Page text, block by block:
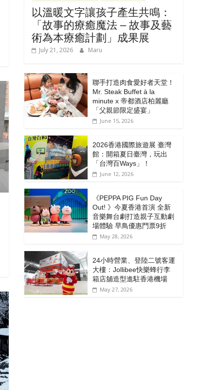
以溫暖文字讓孩子產生共鳴：
「故事的療癒魔法 – 故事及藝
術為本療癒計劃」成果展
July 21, 2026 Maru
聯手打造肉食愛好者天堂！
Mr. Steak Buffet à la
minute x 帝都酒店柏麗廳
「⽗親節限定盛宴」
June 15, 2026
2026香港國際旅遊展 臺灣
館：開箱夏日臺灣，玩出
「台灣百Ways」！
June 12, 2026
《PEPPA PIG Fun Day
Out! 》今夏香港首演 全新
音樂舞台劇打造親子互動劇
場體驗 早鳥優惠門票9折
May 28, 2026
24小時營業、登陸二號客運
大樓：Jollibee快樂蜂行李
箱店舖造型進駐香港機場
May 27, 2026